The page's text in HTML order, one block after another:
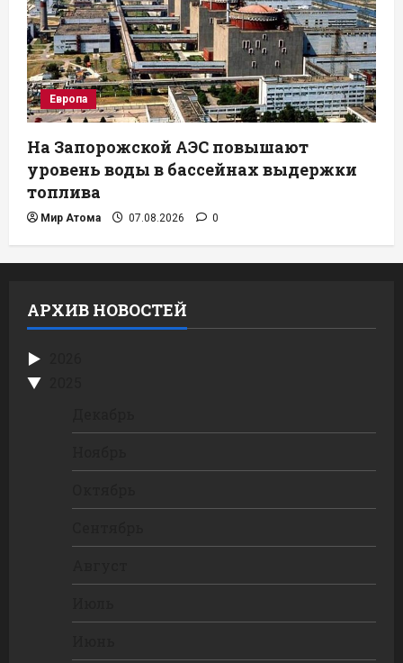
Европа
На Запорожской АЭС повышают
уровень воды в бассейнах выдержки
топлива
Мир Атома 07.08.2026 0
АРХИВ НОВОСТЕЙ